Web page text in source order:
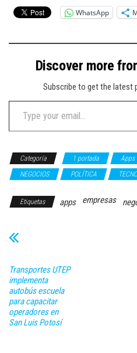
WhatsApp
Discover more
Subscribe to get the latest
Type your email…
Categoría 1 portada Apps
NEGOCIOS
POLÍTICA
Etiquetas apps empresas
Transportes UTEP
implementa
autobús escuela
para capacitar
operadores en
San Luis Potosí